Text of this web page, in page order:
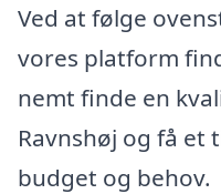
Ved at følge
vores platform
nemt finde en
Ravnshøj og få et
budget og behov.